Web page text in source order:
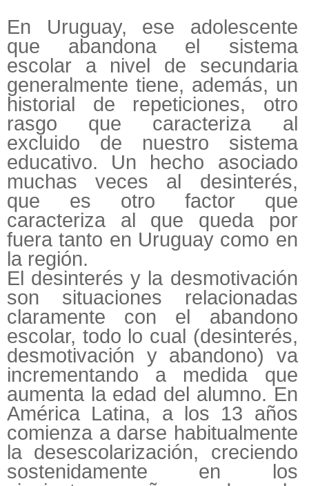
En Uruguay, ese adolescente
que abandona el sistema
escolar a nivel de secundaria
generalmente tiene, además, un
historial de repeticiones, otro
rasgo que caracteriza al
excluido de nuestro sistema
educativo. Un hecho asociado
muchas veces al desinterés,
que es otro factor que
caracteriza al que queda por
fuera tanto en Uruguay como en
la región.
El desinterés y la desmotivación
son situaciones relacionadas
claramente con el abandono
escolar, todo lo cual (desinterés,
desmotivación y abandono) va
incrementando a medida que
aumenta la edad del alumno. En
América Latina, a los 13 años
comienza a darse habitualmente
la desescolarización, creciendo
sostenidamente en los